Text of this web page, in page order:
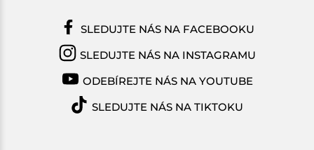
SLEDUJTE NÁS NA FACEBOOKU
SLEDUJTE NÁS NA INSTAGRAMU
ODEBÍREJTE NÁS NA YOUTUBE
SLEDUJTE NÁS NA TIKTOKU